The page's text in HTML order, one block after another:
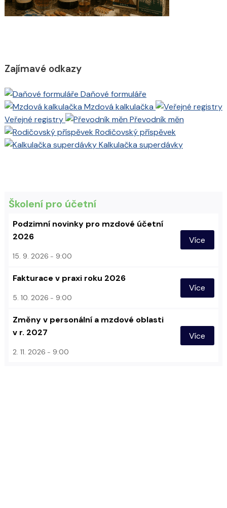
Zajímavé odkazy
Daňové formuláře
Mzdová kalkulačka
Veřejné registry
Převodník měn
Rodičovský příspěvek
Kalkulačka superdávky
Školení pro účetní
Podzimní novinky pro mzdové účetní
2026
15. 9. 2026 9:00
Více
Fakturace v praxi roku 2026
5. 10. 2026 9:00
Více
Změny v personální a mzdové oblasti
v r. 2027
2. 11. 2026 9:00
Více